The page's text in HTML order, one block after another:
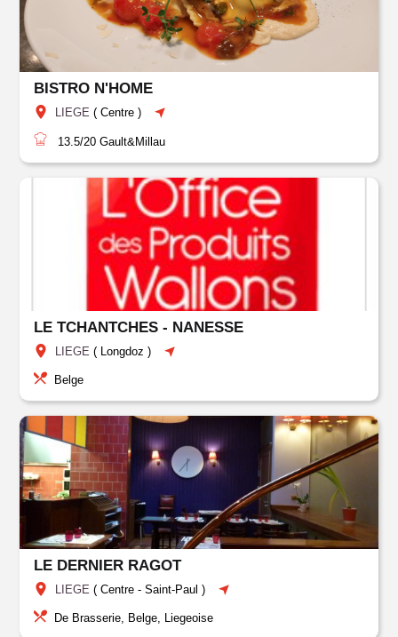
BISTRO N'HOME
LIEGE (Centre )
13.5/20 Gault&Millau
LE TCHANTCHES - NANESSE
LIEGE ( Longdoz )
Belge
LE DERNIER RAGOT
LIEGE (Centre - Saint-Paul )
De Brasserie, Belge, Liegeoise